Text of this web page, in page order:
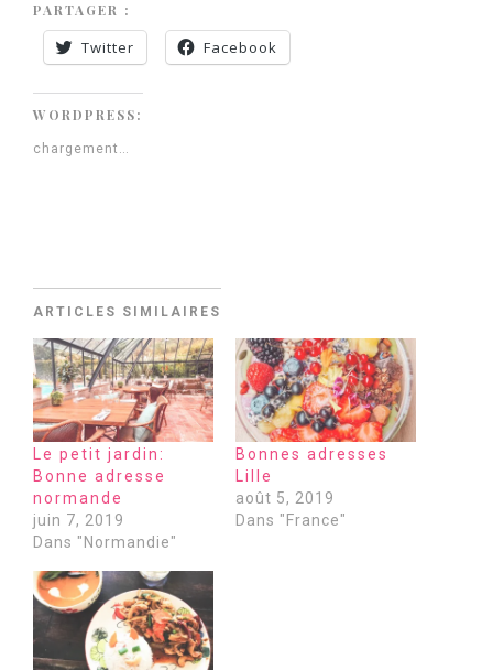
PARTAGER :
Twitter Facebook
WORDPRESS:
chargement…
ARTICLES SIMILAIRES
Le petit jardin:
Bonne adresse
normande
juin 7, 2019
Dans "Normandie"
Bonnes adresses
Lille
août 5, 2019
Dans "France"